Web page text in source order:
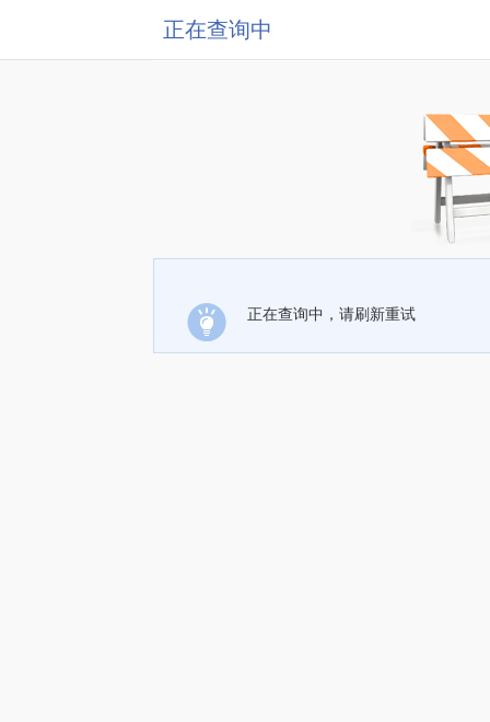
正在查询中
正在查询中，请刷新重试